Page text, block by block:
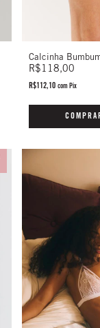
Calcinha
R$118,00
R$112,10 com Pix